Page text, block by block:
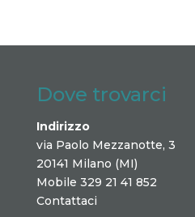
Dove trovarci
Indirizzo
via Paolo Mezzanotte, 3
20141 Milano (MI)
Mobile 329 21 41 852
Contattaci